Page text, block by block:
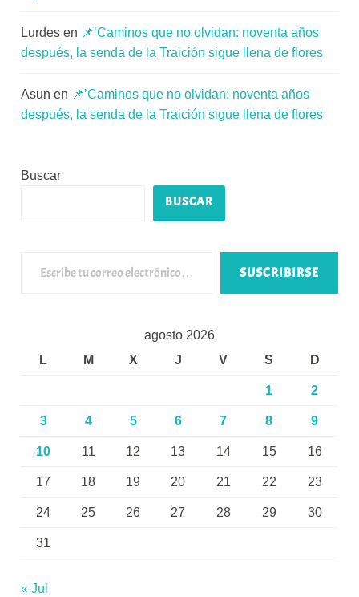
Lurdes en 📌’Caminos que no olvidan: noventa años
después, la senda de la Traición sigue llena de flores
Asun en 📌’Caminos que no olvidan: noventa años
después, la senda de la Traición sigue llena de flores
Buscar
BUSCAR
SUSCRIBIRSE
agosto 2026
L
M X J V S D
1 2
3 4 5 6 7 8 9
10 11 12 13 14 15 16
17 18 19 20 21 22 23
24 25 26 27 28 29 30
31
« Jul